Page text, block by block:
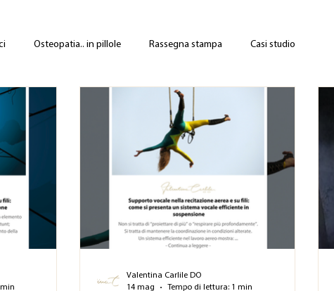
Osteopatia.. in pillole Rassegna stampa Casi studio
Valentina Carlile DO
14 mag
Tempo di lettura: 1 min